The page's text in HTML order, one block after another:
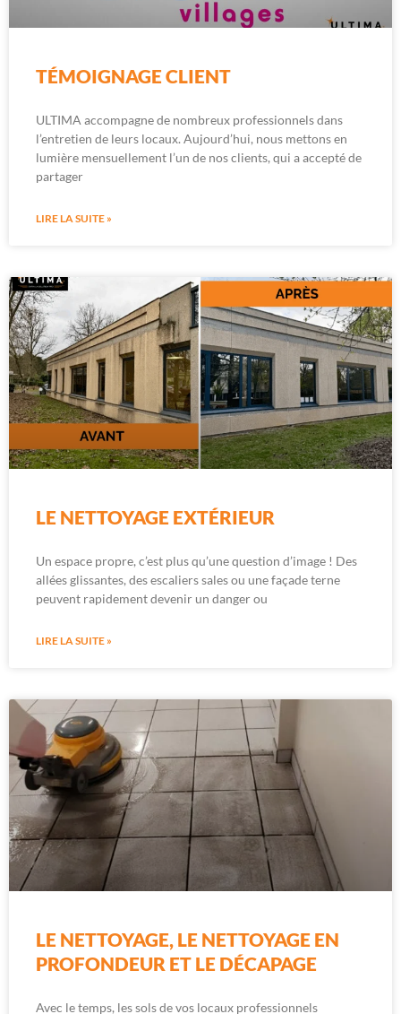
TÉMOIGNAGE CLIENT
ULTIMA accompagne de nombreux professionnels dans
l’entretien de leurs locaux. Aujourd’hui, nous mettons en
lumière mensuellement l’un de nos clients, qui a accepté de
partager
LIRE LA SUITE »
LE NETTOYAGE EXTÉRIEUR
Un espace propre, c’est plus qu’une question d’image ! Des
allées glissantes, des escaliers sales ou une façade terne
peuvent rapidement devenir un danger ou
LIRE LA SUITE »
LE NETTOYAGE, LE NETTOYAGE EN
PROFONDEUR ET LE DÉCAPAGE
Avec le temps, les sols de vos locaux professionnels